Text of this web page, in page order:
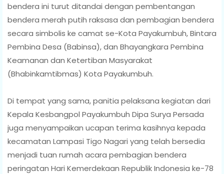
bendera ini turut ditandai dengan pembentangan
bendera merah putih raksasa dan pembagian bendera
secara simbolis ke camat se-Kota Payakumbuh, Bintara
Pembina Desa (Babinsa), dan Bhayangkara Pembina
Keamanan dan Ketertiban Masyarakat
(Bhabinkamtibmas) Kota Payakumbuh.
Di tempat yang sama, panitia pelaksana kegiatan dari
Kepala Kesbangpol Payakumbuh Dipa Surya Persada
juga menyampaikan ucapan terima kasihnya kepada
kecamatan Lampasi Tigo Nagari yang telah bersedia
menjadi tuan rumah acara pembagian bendera
peringatan Hari Kemerdekaan Republik Indonesia ke-78